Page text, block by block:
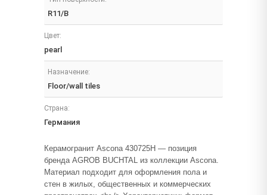
R11/B
Цвет:
pearl
Назначение:
Floor/wall tiles
Страна:
Германия
Керамогранит Ascona 430725H — позиция
бренда AGROB BUCHTAL из коллекции Ascona.
Материал подходит для оформления пола и
стен в жилых, общественных и коммерческих